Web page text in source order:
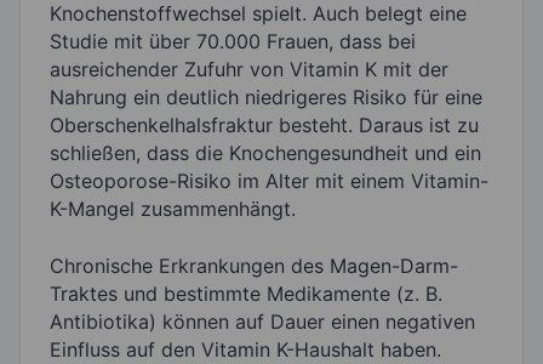
Knochenstoffwechsel spielt. Auch belegt eine
Studie mit über 70.000 Frauen, dass bei
ausreichender Zufuhr von Vitamin K mit der
Nahrung ein deutlich niedrigeres Risiko für eine
Oberschenkelhalsfraktur besteht. Daraus ist zu
schließen, dass die Knochengesundheit und ein
Osteoporose-Risiko im Alter mit einem Vitamin-
K-Mangel zusammenhängt.
Chronische Erkrankungen des Magen-Darm-
Traktes und bestimmte Medikamente (z. B.
Antibiotika) können auf Dauer einen negativen
Einfluss auf den Vitamin K-Haushalt haben.